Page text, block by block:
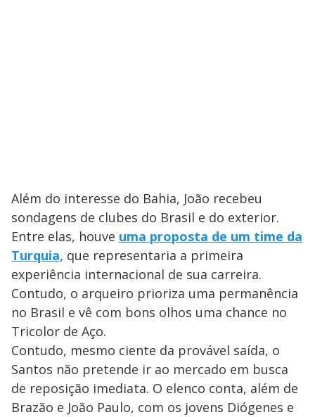
Além do interesse do Bahia, João recebeu
sondagens de clubes do Brasil e do exterior.
Entre elas, houve uma proposta de um time da
Turquia, que representaria a primeira
experiência internacional de sua carreira.
Contudo, o arqueiro prioriza uma permanência
no Brasil e vê com bons olhos uma chance no
Tricolor de Aço.
Contudo, mesmo ciente da provável saída, o
Santos não pretende ir ao mercado em busca
de reposição imediata. O elenco conta, além de
Brazão e João Paulo, com os jovens Diógenes e